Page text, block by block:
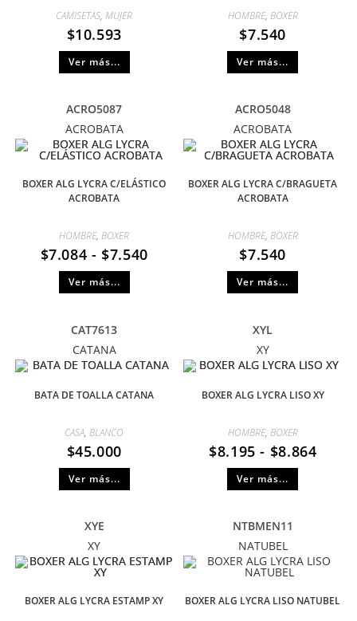
CAMISETAS,MUJER
$10.593
Ver más...
HOMBRE, BOXER
$7.540
Ver más...
ACRO5087
ACROBATA
BOXER ALG LYCRA C/ELÁSTICO
ACROBATA
HOMBRE,BOXER
$7.084 - $7.540
Ver más...
ACRO5048
ACROBATA
BOXER ALG LYCRA C/BRAGUETA
ACROBATA
HOMBRE, BOXER
$7.540
Ver más...
CAT7613
CATANA
BATA DE TOALLA CATANA
CASA,BLANCO
$45.000
Ver más...
XYL
XY
BOXER ALG LYCRA LISO XY
HOMBRE, BOXER
$8.195 - $8.864
Ver más...
XYE
XY
BOXER ALG LYCRA ESTAMP XY
NTBMEN11
NATUBEL
BOXER ALG LYCRA LISO NATUBEL